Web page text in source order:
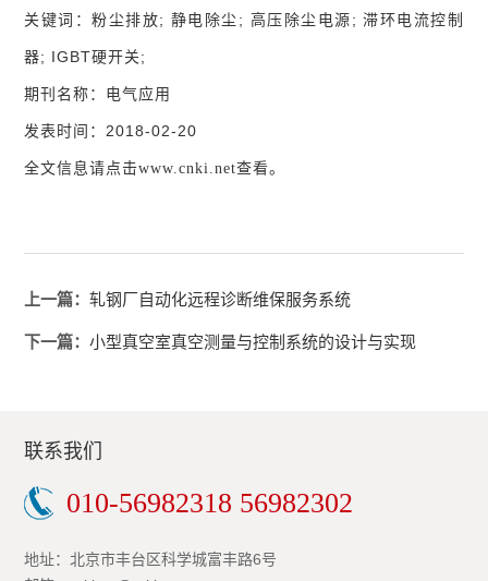
关键词：粉尘排放; 静电除尘; 高压除尘电源; 滞环电流控制
器; IGBT硬开关;
期刊名称：电气应用
发表时间：2018-02-20
全文信息请点击www.cnki.net查看。
上一篇：轧钢厂自动化远程诊断维保服务系统
下一篇：小型真空室真空测量与控制系统的设计与实现
联系我们
010-56982318 56982302
地址：北京市丰台区科学城富丰路6号